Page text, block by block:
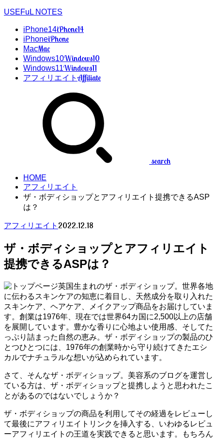
USEFuL NOTES
iPhone14iPhone14
iPhoneiPhone
MacMac
Windows10Windows10
Windows11Windows11
アフィリエイトAffiliate
search
HOME
アフィリエイト
ザ・ボディショップとアフィリエイト提携できるASP
は？
アフィリエイト 2022.12.18
ザ・ボディショップとアフィリエイト
提携できるASPは？
英国生まれのザ・ボディショップ。世界各地
に伝わるスキンケアの知恵に着目し、天然成分を取り入れた
スキンケア、ヘアケア、メイクアップ商品をお届けしていま
す。創業は1976年、現在では世界64カ国に2,500以上の店舗
を展開しています。豊かな香りに心地よい使用感、そしてた
っぷり詰まった自然の恵み。ザ・ボディショップの製品のひ
とつひとつには、1976年の創業時から守り続けてきたエシ
カルでナチュラルな想いが込められています。
さて、そんなザ・ボディショップ。美容系のブログを運営し
ている方は、ザ・ボディショップと提携しようと思われたこ
とがあるのではないでしょうか？
ザ・ボディショップの商品を利用してその経過をレビューし
て最後にアフィリエイトリンクを挿入する、いわゆるレビュ
ーアフィリエイトの王道を実践できると思います。もちろん